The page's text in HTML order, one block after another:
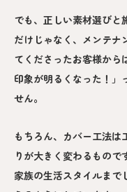
でも、正しい素材選びと
だけじゃなく、メンテナ
てくださったお客様から
印象が明るくなった！」
せん。
もちろん、カバー工法
りが大きく変わるもの
家族の生活スタイルまで